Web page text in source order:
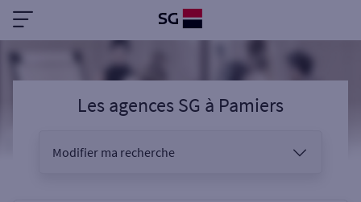
Les agences SG à Pamiers
Modifier ma recherche